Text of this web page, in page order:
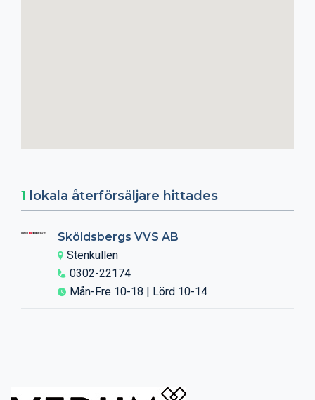
1 lokala återförsäljare hittades
Sköldsbergs VVS AB
Stenkullen
0302-22174
Mån-Fre 10-18 | Lörd 10-14